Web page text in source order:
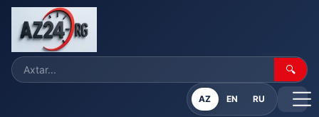
🔍
AZ EN RU